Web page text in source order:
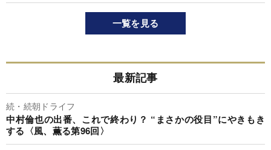
一覧を見る
最新記事
続・続朝ドライフ
中村倫也の出番、これで終わり？ “まさかの役目”にやきもき
する〈風、薫る第96回〉